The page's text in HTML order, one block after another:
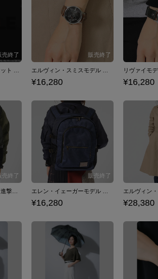
調査兵団 モデル ジャケット 進撃の巨人 エルヴィン・スミスモデル 腕時計 進撃の巨人
¥16,280 ¥16,280
リヴァイモデル バッグ 進撃の巨人 エレン・イェーガーモデル バッグ 進撃の巨人
¥16,280 ¥28,380